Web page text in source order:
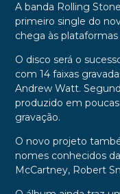
A banda Rolling
primeiro single do
chega às
O disco será o
com 14 faixas
Andrew Watt.
produzido em
gravação.
O novo projeto
nomes conhecidos
McCartney, Robert